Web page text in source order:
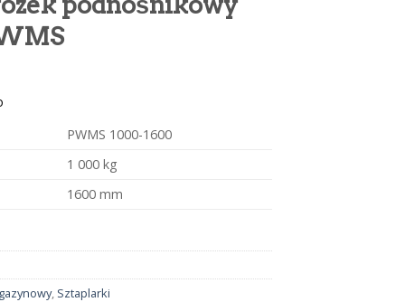
PWMS 1000-1600
1 000 kg
1600 mm
, Sztaplarki